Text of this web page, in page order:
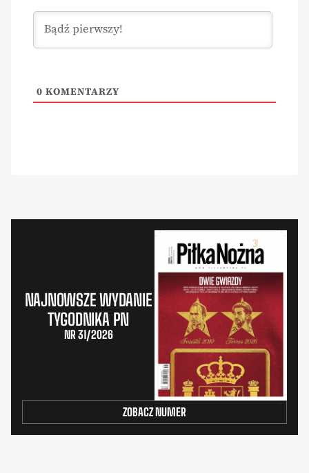
0 KOMENTARZY
NAJNOWSZE WYDANIE
TYGODNIKA PN
NR 31/2026
ZOBACZ NUMER